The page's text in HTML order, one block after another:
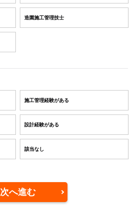
造園施工管理技士
施工管理経験がある
設計経験がある
該当なし
次へ進む